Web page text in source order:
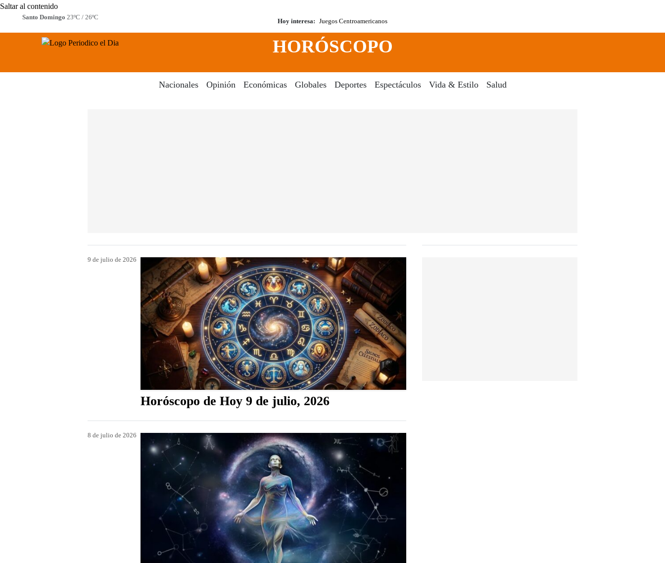
Saltar al contenido
Santo Domingo 23ºC / 26ºC
Hoy interesa: Juegos Centroamericanos
Search
HORÓSCOPO
Nacionales Opinión Económicas Globales Deportes Espectáculos Vida & Estilo Salud
9 de julio de 2026
Horóscopo de Hoy 9 de julio, 2026
8 de julio de 2026